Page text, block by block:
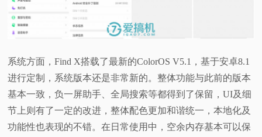
系统方面，Find X搭载了最新的ColorOS V5.1，基于安卓8.1
进行定制，系统版本还是非常新的。整体功能与此前的版本
基本一致，负一屏助手、全局搜索等都得到了保留，UI及细
节上则有了一定的改进，整体配色更加和谐统一，本地化及
功能性也表现的不错。在日常使用中，空余内存基本可以保